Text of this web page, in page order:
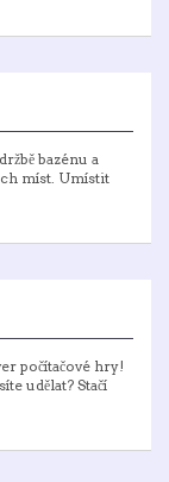
bazénu a
míst. Umístit
počítačové hry!
udělat? Stačí